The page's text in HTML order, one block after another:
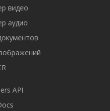
видео
аудио
API